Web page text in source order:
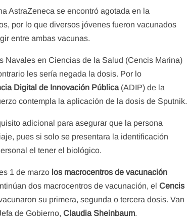
AstraZeneca se encontró agotada en la
por lo que diversos jóvenes fueron vacunados
entre ambas vacunas.
Navales en Ciencias de la Salud (Cencis Marina)
les sería negada la dosis. Por lo
Digital de Innovación Pública (ADIP) de la
contempla la aplicación de la dosis de Sputnik.
adicional para asegurar que la persona
pues si solo se presentara la identificación
el tener el biológico.
1 de marzo los macrocentros de vacunación
dos macrocentros de vacunación, elCencis
su primera, segunda o tercera dosis. Van
de Gobierno,Claudia Sheinbaum.